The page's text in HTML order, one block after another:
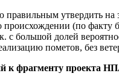
правильным утвердить
происхождении (по факту
с большой долей
пометов, без
к фрагменту проекта